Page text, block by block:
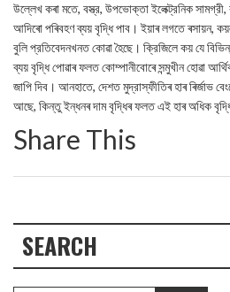
উল্লেখ কৰা মতে, বস্ত্র, উপভোক্তা ইলেক্ট্রনিক সামগ্রী,
আদিৰো পৰিবহণ ব্যয় বৃদ্ধি পাব। ইয়াৰ লগতে ৰসায়ন,
বুলি প্রতিবেদনখনত কোৱা হৈছে। ক্রিজিলে কয় যে
ব্যয় বৃদ্ধি পোৱাৰ ফলত কোম্পানীবোৰে সন্মুখীন হোৱা
জাপি দিব। আনহাতে, দেশত মুদ্রাস্ফীতিৰ হাৰ ৰিৰ্জাভ
আছে, কিন্তু ইন্ধনৰ দাম বৃদ্ধিৰ ফলত এই হাৰ অধিক
Share This
SEARCH